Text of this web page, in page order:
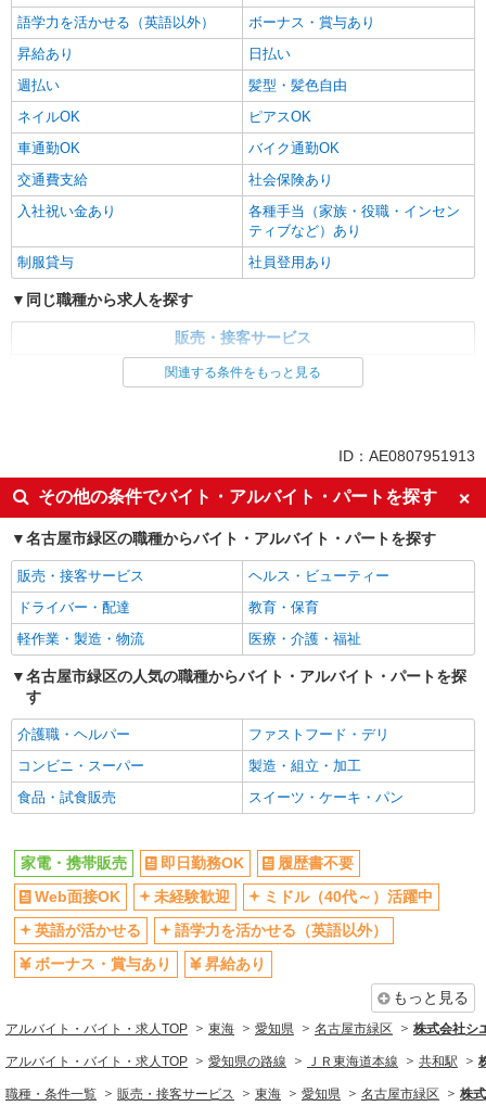
語学力を活かせる（英語以外）
ボーナス・賞与あり
昇給あり
日払い
週払い
髪型・髪色自由
ネイルOK
ピアスOK
車通勤OK
バイク通勤OK
交通費支給
社会保険あり
入社祝い金あり
各種手当（家族・役職・インセン
ティブなど）あり
制服貸与
社員登用あり
同じ職種から求人を探す
販売・接客サービス
英語が活かせる
ボーナス・賞与あり
日払い
車通勤OK
交通費支給
社会保険あり
社員登用あり
関連する条件をもっと見る
ID：AE0807951913
その他の条件でバイト・アルバイト・パートを探す
名古屋市緑区の職種からバイト・アルバイト・パートを探す
販売・接客サービス
ヘルス・ビューティー
ドライバー・配達
教育・保育
軽作業・製造・物流
医療・介護・福祉
名古屋市緑区の人気の職種からバイト・アルバイト・パートを探
す
介護職・ヘルパー
ファストフード・デリ
コンビニ・スーパー
製造・組立・加工
食品・試食販売
スイーツ・ケーキ・パン
家電・携帯販売 即日勤務OK
履歴書不要
Web面接OK
未経験歓迎
ミドル（40代～）活躍中
英語が活かせる
語学力を活かせる（英語以外）
ボーナス・賞与あり
昇給あり
もっと見る
アルバイト・バイト・求人TOP 東海 愛知県 名古屋市緑区 株式会社シ
アルバイト・バイト・求人TOP 愛知県の路線 ＪＲ東海道本線 共和駅
職種・条件一覧 販売・接客サービス 東海 愛知県 名古屋市緑区 株